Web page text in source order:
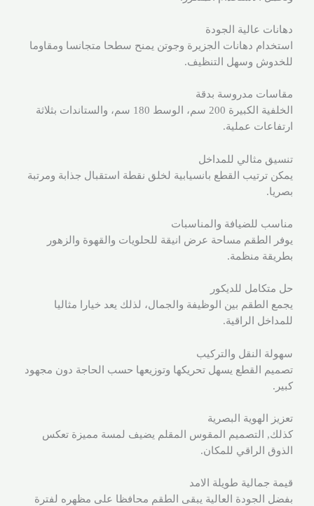
دهانات عالية الجودة
استخدام دهانات الجزيرة وجوتن يمنح سطحا متجانسا ومقاوما
للخدوش وسهل التنظيف.
مقاسات مدروسة بدقة
الخلفية الكبيرة 200 سم، الوسط 180 سم، والستاندات بثلاثة
ارتفاعات عملية.
تنسيق مثالي للمداخل
يمكن ترتيب القطع بانسيابية لخلق نقطة استقبال جذابة ومرتبة
بصريا.
مناسب للضيافة والمناسبات
يوفر الطقم مساحة عرض انيقة للحلويات والقهوة والزهور
بطريقة منظمة.
حل متكامل للديكور
يجمع الطقم بين الوظيفة والجمال، لذلك يعد خيارا مثاليا
للمداخل الراقية.
سهولة النقل والتركيب
تصميم القطع يسهل تحريكها وتوزيعها حسب الحاجة دون مجهود
كبير.
تعزيز الهوية البصرية
كذلك, التصميم المقوس المقلم يضيف لمسة مميزة تعكس
الذوق الراقي للمكان.
قيمة جمالية طويلة الامد
بفضل الجودة العالية يبقى الطقم محافظا على مظهره لفترة